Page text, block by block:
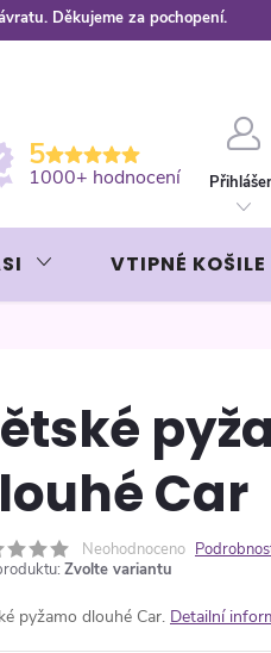
Děkujeme za pochopení.
5
1000+ hodnocení
VTIPNÉ KOŠILE
Car
Neohodnoceno
Zvolte variantu
pyžamo dlouhé Car. Detailní